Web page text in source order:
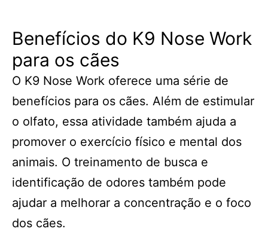
Benefícios do K9 Nose Work
para os cães
O K9 Nose Work oferece uma série de
benefícios para os cães. Além de estimular
o olfato, essa atividade também ajuda a
promover o exercício físico e mental dos
animais. O treinamento de busca e
identificação de odores também pode
ajudar a melhorar a concentração e o foco
dos cães.